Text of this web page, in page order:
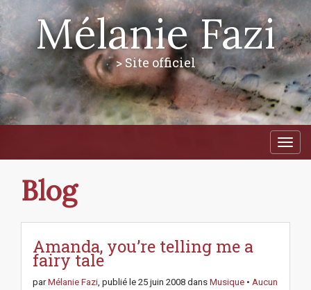
Mélanie Fazi
> Site officiel
M
i
i
Blog
Amanda, you’re telling me a
fairy tale
parMélanie Fazi, publié le 25 juin 2008 dans Musique • Aucun